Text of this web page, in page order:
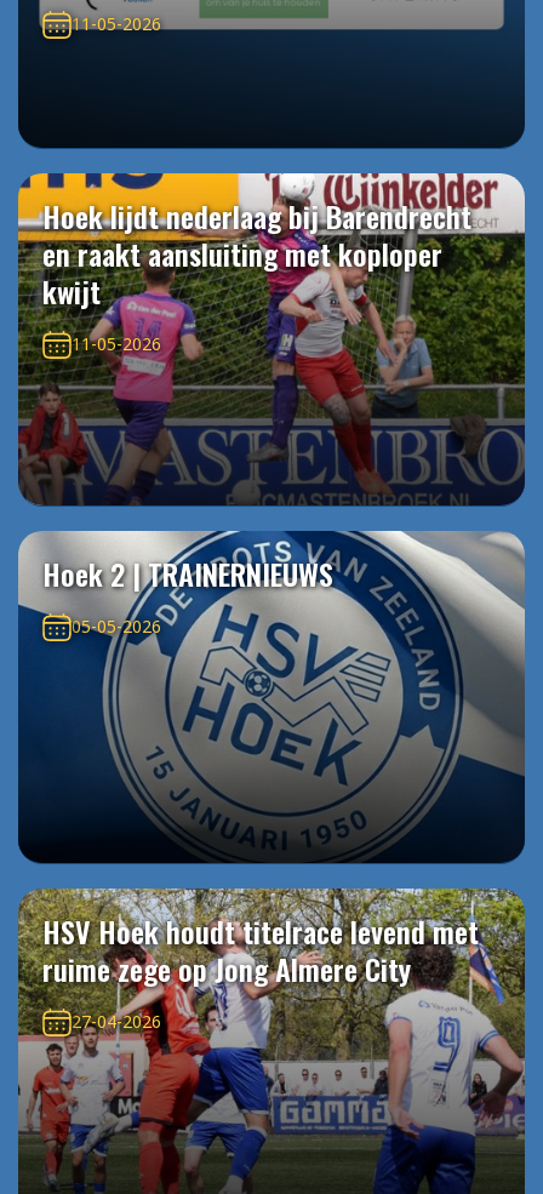
11-05-2026
Hoek lijdt nederlaag bij Barendrecht
en raakt aansluiting met koploper
kwijt
11-05-2026
Hoek 2 | TRAINERNIEUWS
05-05-2026
HSV Hoek houdt titelrace levend met
ruime zege op Jong Almere City
27-04-2026